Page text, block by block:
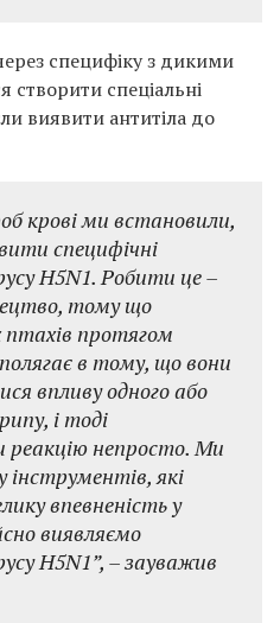
специфіку з дикими
створити спеціальні
виявити антитіла до
крові ми встановили,
специфічні
H5N1. Робити це –
тому що
протягом
в тому, що вони
впливу одного або
і тоді
реакцію непросто. Ми
інструментів, які
впевненість у
виявляємо
H5N1”, – зауважив